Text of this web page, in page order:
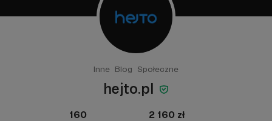
Inne Blog Społeczne
hejto.pl
160
2 160 zł